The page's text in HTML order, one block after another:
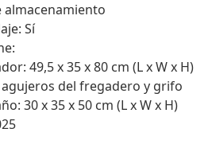
almacenamiento
Sí
49,5 x 35 x 80 cm (L x W x H)
del fregadero y grifo
30 x 35 x 50 cm (L x W x H)